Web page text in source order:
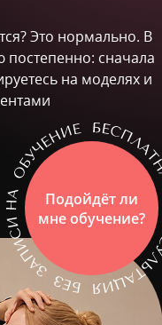
Это нормально. В
постепенно: сначала
на моделях и
Подойдёт ли
мне обучение?